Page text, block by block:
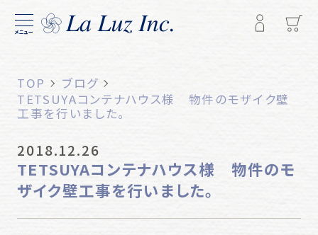
メニュー
TOP
ブログ
TETSUYAコンテナハウス様 物件のモザイク壁
工事を行いました。
2018.12.26
TETSUYAコンテナハウス様 物件のモ
ザイク壁工事を行いました。